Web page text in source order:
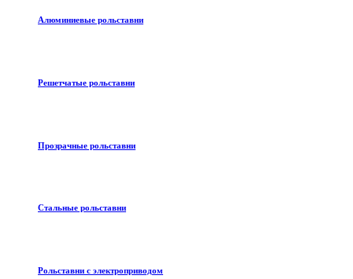
Алюминиевые рольставни
Решетчатые рольставни
Прозрачные рольставни
Стальные рольставни
Рольставни с электроприводом